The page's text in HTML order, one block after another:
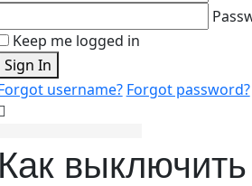
Keep me logged in
Sign In
username? Forgot password?
Как